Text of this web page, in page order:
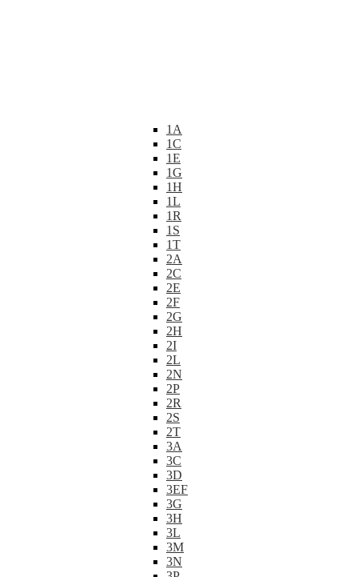
1A
1C
1E
1G
1H
1L
1R
1S
1T
2A
2C
2E
2F
2G
2H
2I
2L
2N
2P
2R
2S
2T
3A
3C
3D
3EF
3G
3H
3L
3M
3N